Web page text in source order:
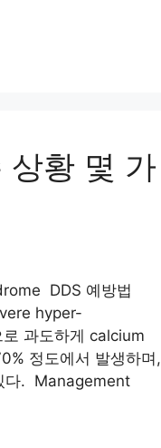
상황 몇 가
DDS 예방법
hyper-
과도하게 calcium
정도에서 발생하며,
다. Management